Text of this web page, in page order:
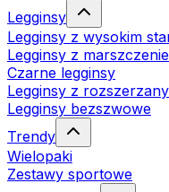
Legginsy
Legginsy z wysokim
Legginsy z
Czarne legginsy
Legginsy z
Legginsy bezszwowe
Trendy
Wielopaki
Zestawy sportowe